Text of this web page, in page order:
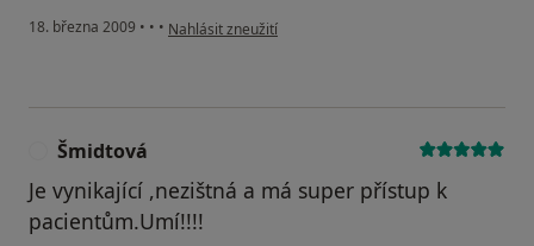
18. března 2009 • • • podle názoru uživatele zde.ja@email.cz
Nahlásit zneužití
Šmidtová
Je vynikající ,nezištná a má super přístup k
pacientům.Umí!!!!